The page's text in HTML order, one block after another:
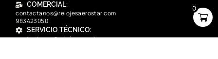
0
COMERCIAL:
contactanos@relojesaerostar.com
983423050
SERVICIO TÉCNICO:
contactanos@relojesaerostar.com